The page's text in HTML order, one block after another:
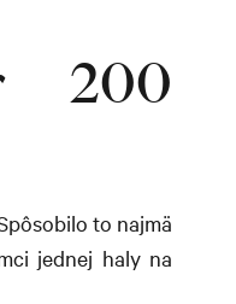
200
to najmä
jednej haly na